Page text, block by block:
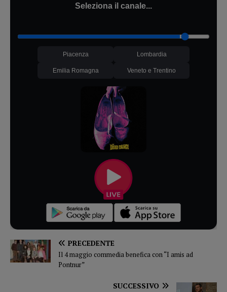
Seleziona il canale...
Piacenza Lombardia
Emilia Romagna Veneto e Trentino
PRECEDENTE
Il 4 maggio commedia benefica con “I amis ad
Pontnur”
SUCCESSIVO